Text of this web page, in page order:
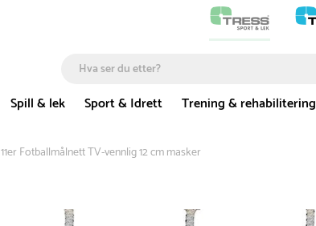
Spill & lek Sport & Idrett Trening & rehabilitering
11er Fotballmålnett TV-vennlig 12 cm masker